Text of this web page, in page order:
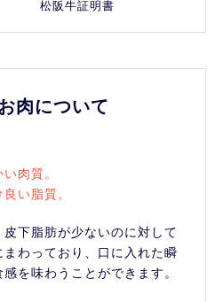
松阪牛証明書
肉について
肉質。
い脂質。
下脂肪が少ないのに対して
わっており、口に入れた瞬
を味わうことができます。